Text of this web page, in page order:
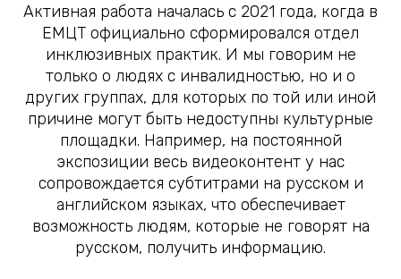
Активная работа началась с 2021 года, когда в
ЕМЦТ официально сформировался отдел
инклюзивных практик. И мы говорим не
только о людях с инвалидностью, но и о
других группах, для которых по той или иной
причине могут быть недоступны культурные
площадки. Например, на постоянной
экспозиции весь видеоконтент у нас
сопровождается субтитрами на русском и
английском языках, что обеспечивает
возможность людям, которые не говорят на
русском, получить информацию.